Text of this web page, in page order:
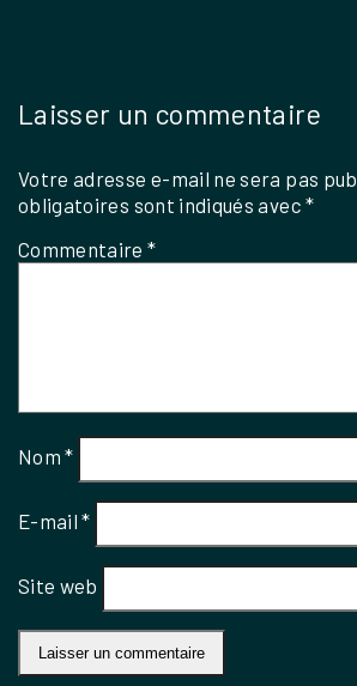
Laisser un commentaire
Votre adresse e-mail ne sera pas
obligatoires sont indiqués avec*
Commentaire*
Nom*
E-mail*
Site web